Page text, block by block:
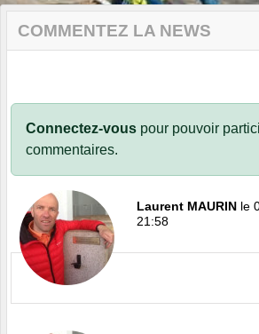
COMMENTEZ LA NEWS
Connectez-vous pour pouvoir
commentaires.
Laurent MAURIN le
21:58